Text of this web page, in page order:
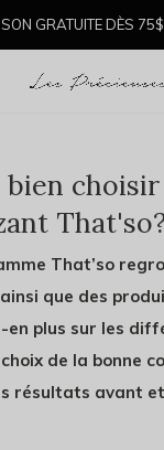
GRATUITE DÈS 75$
bien
That’so
que des
en plus sur les
de la bonne
résultats avant